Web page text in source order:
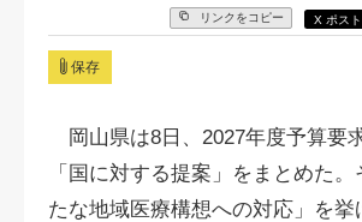
リンクをコピー X ポスト
保存
岡山県は8日、2027年度予算要
「国に対する提案」をまとめた
たな地域医療構想への対応」を挙